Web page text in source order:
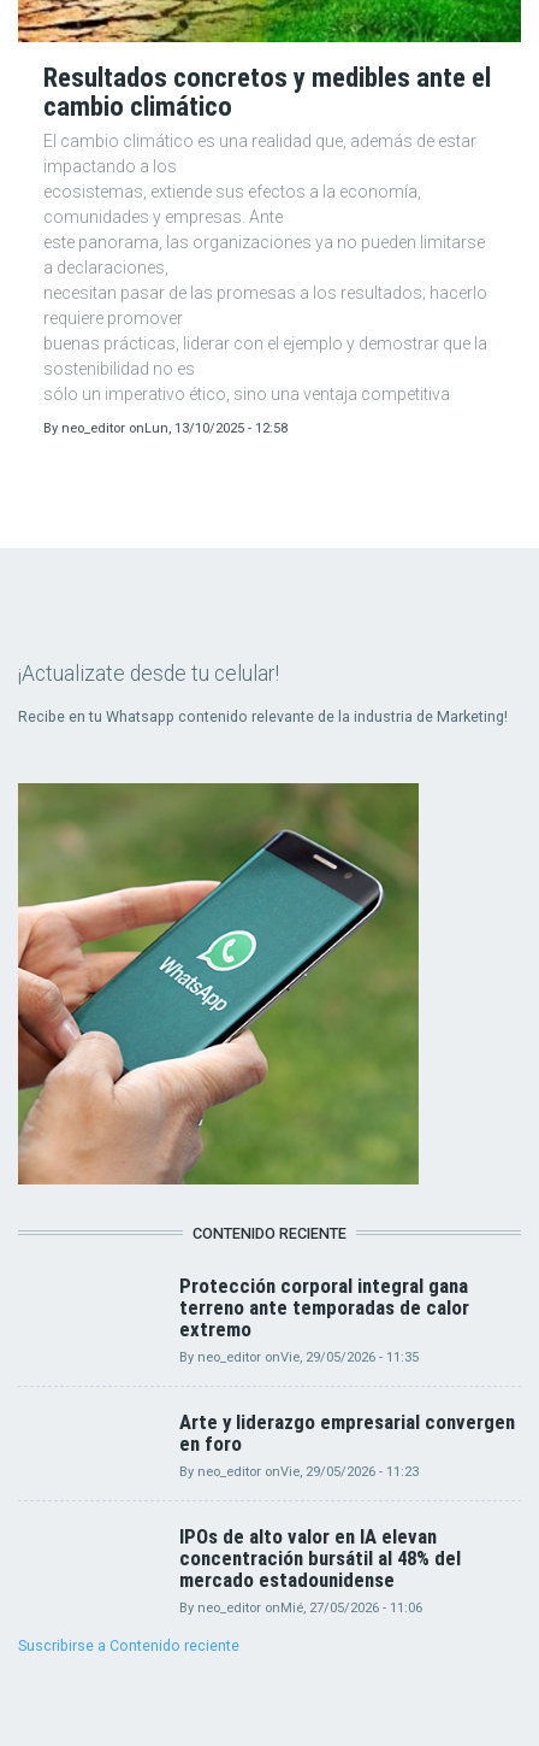
Resultados concretos y medibles ante el
cambio climático
El cambio climático es una realidad que, además de estar
impactando a los
ecosistemas, extiende sus efectos a la economía,
comunidades y empresas. Ante
este panorama, las organizaciones ya no pueden limitarse
a declaraciones,
necesitan pasar de las promesas a los resultados; hacerlo
requiere promover
buenas prácticas, liderar con el ejemplo y demostrar que la
sostenibilidad no es
sólo un imperativo ético, sino una ventaja competitiva
By neo_editor onLun, 13/10/2025 - 12:58
¡Actualizate desde tu celular!
Recibe en tu Whatsapp contenido relevante de la industria de Marketing!
CONTENIDO RECIENTE
Protección corporal integral gana
terreno ante temporadas de calor
extremo
By neo_editor onVie, 29/05/2026 - 11:35
Arte y liderazgo empresarial convergen
en foro
By neo_editor onVie, 29/05/2026 - 11:23
IPOs de alto valor en IA elevan
concentración bursátil al 48% del
mercado estadounidense
By neo_editor onMié, 27/05/2026 - 11:06
Suscribirse a Contenido reciente